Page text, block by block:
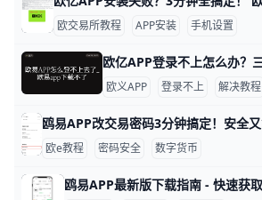
欧交易所教程 APP安装 手机设置
欧义APP 登录不上 解决教程
欧e教程 密码安全 数字货币